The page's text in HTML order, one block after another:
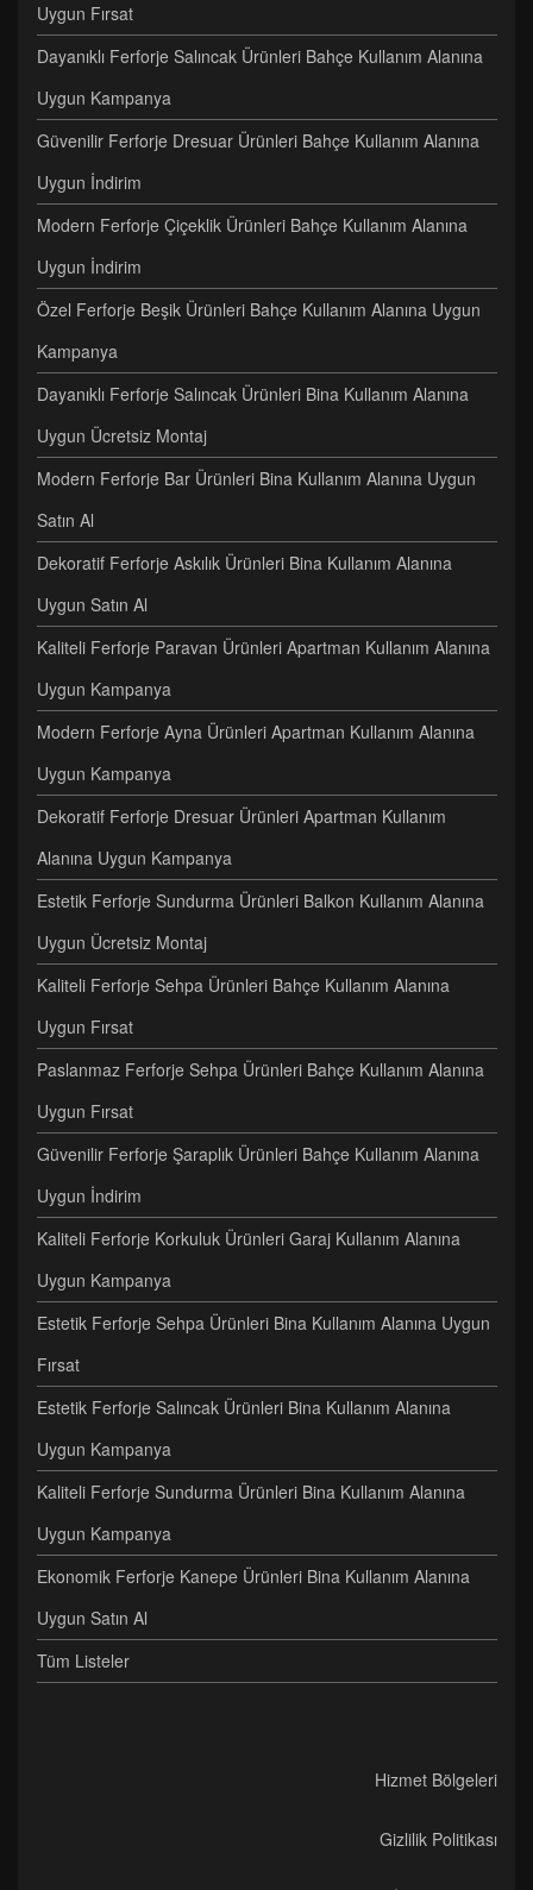
Uygun Fırsat
Dayanıklı Ferforje Salıncak Ürünleri Bahçe Kullanım Alanına
Uygun Kampanya
Güvenilir Ferforje Dresuar Ürünleri Bahçe Kullanım Alanına
Uygun İndirim
Modern Ferforje Çiçeklik Ürünleri Bahçe Kullanım Alanına
Uygun İndirim
Özel Ferforje Beşik Ürünleri Bahçe Kullanım Alanına Uygun
Kampanya
Dayanıklı Ferforje Salıncak Ürünleri Bina Kullanım Alanına
Uygun Ücretsiz Montaj
Modern Ferforje Bar Ürünleri Bina Kullanım Alanına Uygun
Satın Al
Dekoratif Ferforje Askılık Ürünleri Bina Kullanım Alanına
Uygun Satın Al
Kaliteli Ferforje Paravan Ürünleri Apartman Kullanım Alanına
Uygun Kampanya
Modern Ferforje Ayna Ürünleri Apartman Kullanım Alanına
Uygun Kampanya
Dekoratif Ferforje Dresuar Ürünleri Apartman Kullanım
Alanına Uygun Kampanya
Estetik Ferforje Sundurma Ürünleri Balkon Kullanım Alanına
Uygun Ücretsiz Montaj
Kaliteli Ferforje Sehpa Ürünleri Bahçe Kullanım Alanına
Uygun Fırsat
Paslanmaz Ferforje Sehpa Ürünleri Bahçe Kullanım Alanına
Uygun Fırsat
Güvenilir Ferforje Şaraplık Ürünleri Bahçe Kullanım Alanına
Uygun İndirim
Kaliteli Ferforje Korkuluk Ürünleri Garaj Kullanım Alanına
Uygun Kampanya
Estetik Ferforje Sehpa Ürünleri Bina Kullanım Alanına Uygun
Fırsat
Estetik Ferforje Salıncak Ürünleri Bina Kullanım Alanına
Uygun Kampanya
Kaliteli Ferforje Sundurma Ürünleri Bina Kullanım Alanına
Uygun Kampanya
Ekonomik Ferforje Kanepe Ürünleri Bina Kullanım Alanına
Uygun Satın Al
Tüm Listeler
Hizmet Bölgeleri
Gizlilik Politikası